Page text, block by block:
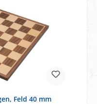
Feld 40 mm